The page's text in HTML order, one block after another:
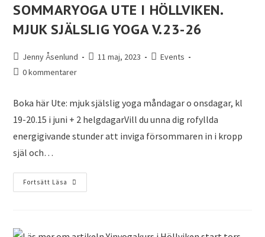
SOMMARYOGA UTE I HÖLLVIKEN.
MJUK SJÄLSLIG YOGA V.23-26
Jenny Åsenlund 11 maj, 2023
Events
0 kommentarer
Boka här Ute: mjuk själslig yoga måndagar o onsdagar, kl
19-20.15 i juni + 2 helgdagarVill du unna dig rofyllda
energigivande stunder att inviga försommaren in i kropp
själ och…
Fortsätt Läsa